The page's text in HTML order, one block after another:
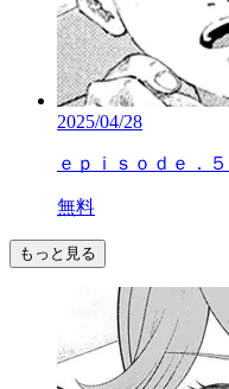
2025/04/28
ｅｐｉｓｏｄｅ．
無料
もっと見る